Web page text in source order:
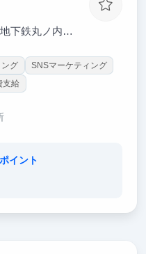
ノ内線大手町駅
グ
SNSマーケティング
支給
イント